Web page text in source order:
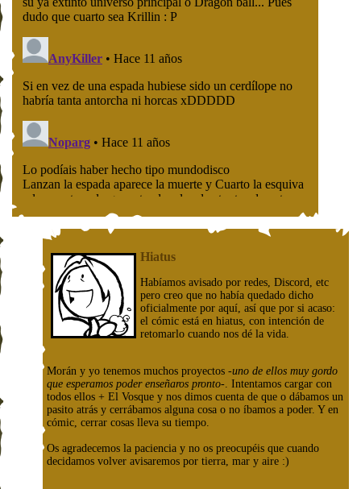
Hiatus
Habíamos avisado por redes, Discord, etc
pero creo que no había quedado dicho
oficialmente por aquí, así que por si acaso:
el cómic está en hiatus, con intención de
retomarlo cuando nos dé la vida.
Morán y yo tenemos muchos proyectos -uno de ellos muy gordo
que esperamos poder enseñaros pronto- . Intentamos cargar con
todos ellos + El Vosque y nos dimos cuenta de que o dábamos un
pasito atrás y cerrábamos alguna cosa o no íbamos a poder. Y en
cómic, cerrar cosas lleva su tiempo.
Os agradecemos la paciencia y no os preocupéis que cuando
decidamos volver avisaremos por tierra, mar y aire :)